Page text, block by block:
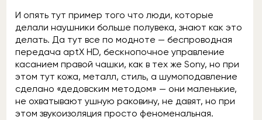
И опять тут пример того что люди, которые
делали наушники больше полувека, знают как это
делать. Да тут все по модноте — беспроводная
передача aptX HD, бескнопочное управление
касанием правой чашки, как в тех же Sony, но при
этом тут кожа, металл, стиль, а шумоподавление
сделано «дедовским методом» — они маленькие,
не охватывают ушную раковину, не давят, но при
этом звукоизоляция просто феноменальная.